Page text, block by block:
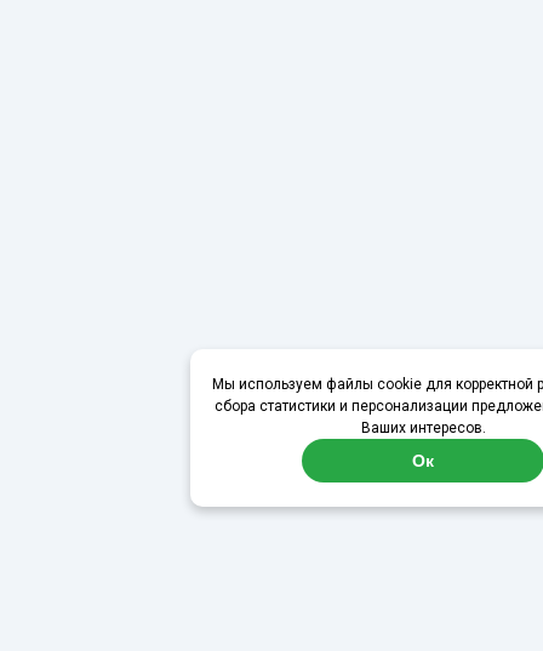
Мы используем файлы cookie для корректной
сбора статистики и персонализации
Ваших интересов.
Ок